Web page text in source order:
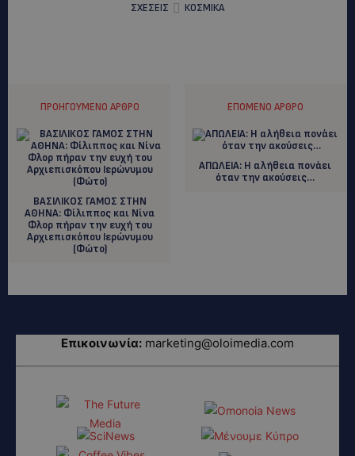
ΣΧΕΣΕΙΣ
ΚΟΣΜΙΚΑ
ΠΡΟΗΓΟΎΜΕΝΟ ΆΡΘΡΟ
ΒΑΣΙΛΙΚΟΣ ΓΑΜΟΣ ΣΤΗΝ
ΑΘΗΝΑ: Φίλιππος και Νίνα
Φλορ πήραν την ευχή του
Αρχιεπισκόπου Ιερώνυμου
(Φώτο)
ΕΠΌΜΕΝΟ ΆΡΘΡΟ
ΑΠΩΛΕΙΑ: H αλήθεια πονάει
όταν την ακούσεις…
Επικοινωνία: marketing@oloimedia.com